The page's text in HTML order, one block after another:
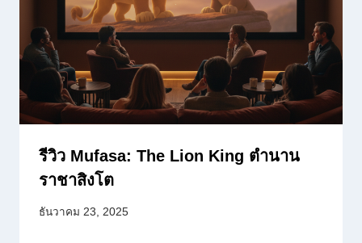
รีวิว Mufasa: The Lion King ตำนาน
ราชาสิงโต
ธันวาคม 23, 2025